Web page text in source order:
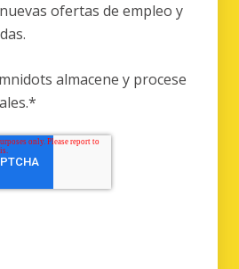
ofertas de empleo y
almacene y procese
*